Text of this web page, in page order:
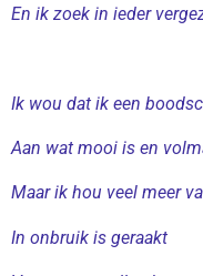
En ik zoek in ieder
Ik wou dat ik een
Aan wat mooi is en
Maar ik hou veel meer
In onbruik is geraakt